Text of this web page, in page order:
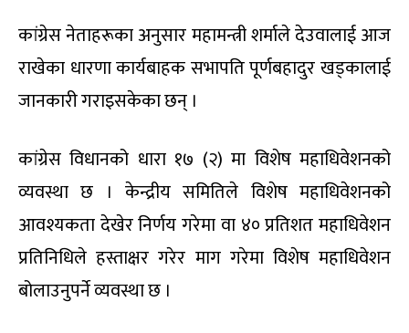
कांग्रेस नेताहरूका अनुसार महामन्त्री शर्माले देउवालाई आज
राखेका धारणा कार्यबाहक सभापति पूर्णबहादुर खड्कालाई
जानकारी गराइसकेका छन् ।
कांग्रेस विधानको धारा १७ (२) मा विशेष महाधिवेशनको
व्यवस्था छ । केन्द्रीय समितिले विशेष महाधिवेशनको
आवश्यकता देखेर निर्णय गरेमा वा ४० प्रतिशत महाधिवेशन
प्रतिनिधिले हस्ताक्षर गरेर माग गरेमा विशेष महाधिवेशन
बोलाउनुपर्ने व्यवस्था छ ।